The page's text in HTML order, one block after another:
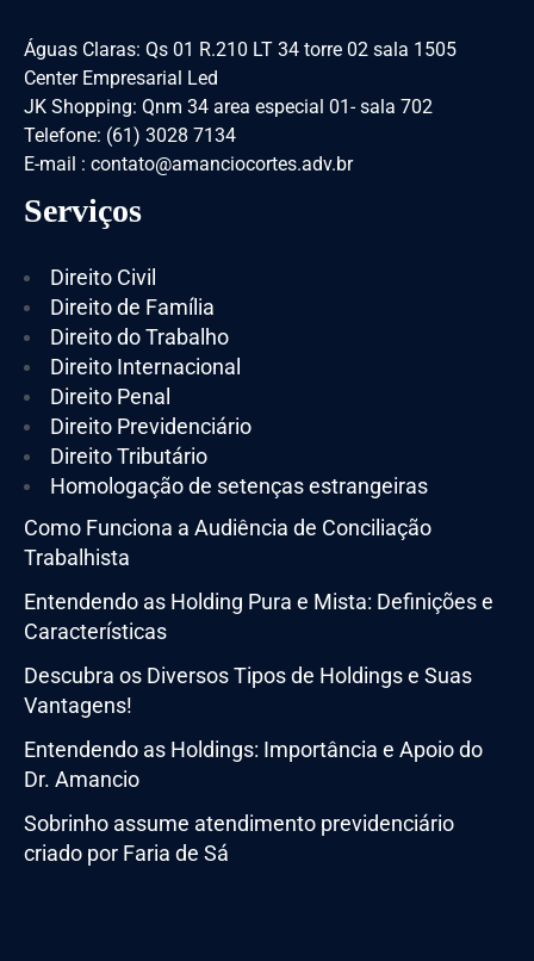
Águas Claras: Qs 01 R.210 LT 34 torre 02 sala 1505
Center Empresarial Led
JK Shopping: Qnm 34 area especial 01- sala 702
Telefone: (61) 3028 7134
E-mail : contato@amanciocortes.adv.br
Serviços
Direito Civil
Direito de Família
Direito do Trabalho
Direito Internacional
Direito Penal
Direito Previdenciário
Direito Tributário
Homologação de setenças estrangeiras
Como Funciona a Audiência de Conciliação
Trabalhista
Entendendo as Holding Pura e Mista: Definições e
Características
Descubra os Diversos Tipos de Holdings e Suas
Vantagens!
Entendendo as Holdings: Importância e Apoio do
Dr. Amancio
Sobrinho assume atendimento previdenciário
criado por Faria de Sá